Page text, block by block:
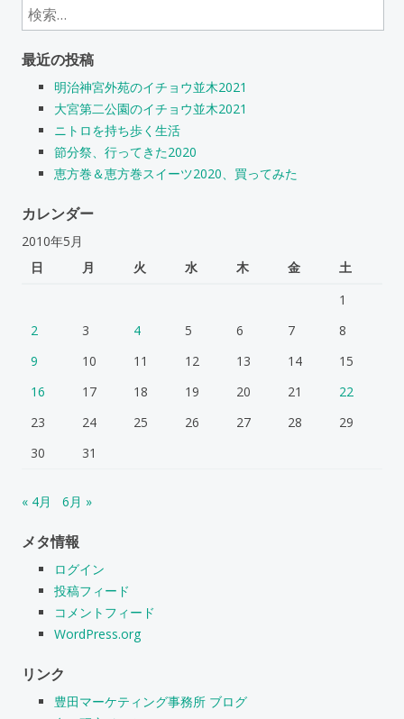
検
索:
最近の投稿
明治神宮外苑のイチョウ並木2021
大宮第二公園のイチョウ並木2021
ニトロを持ち歩く生活
節分祭、行ってきた2020
恵方巻＆恵方巻スイーツ2020、買ってみた
カレンダー
2010年5月
日
月 火 水 木 金
土
1
2
3 4 5 6 7
8
9
10 11 12 13 14
15
16
17 18 19 20 21
22
23
24 25 26 27 28
29
30
31
« 4月 6月 »
メタ情報
ログイン
投稿フィード
コメントフィード
WordPress.org
リンク
豊田マーケティング事務所 ブログ